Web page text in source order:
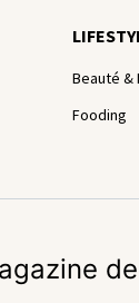
Beauté &
Fooding